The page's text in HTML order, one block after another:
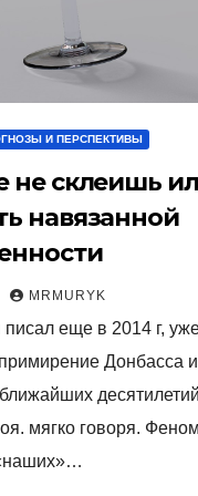
И ПЕРСПЕКТИВЫ
не склеишь
навязанной
MRMURYK
писал еще в 2014 г,
Донбасса
десятилетий
мягко говоря.